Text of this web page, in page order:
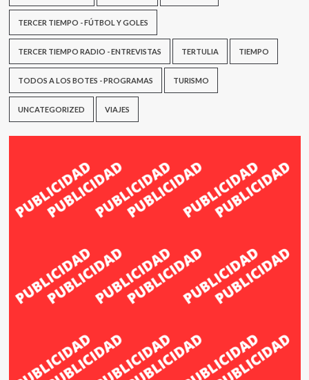
TERCER TIEMPO - FÚTBOL Y GOLES
TERCER TIEMPO RADIO - ENTREVISTAS TERTULIA TIEMPO
TODOS A LOS BOTES - PROGRAMAS TURISMO
UNCATEGORIZED VIAJES